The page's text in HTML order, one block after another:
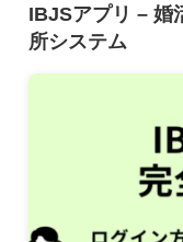
IBJSアプリ – 婚
所システム